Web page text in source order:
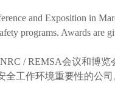
and Exposition in
programs. Awards are
/ REMSA会议和博
工作环境重要性的公司